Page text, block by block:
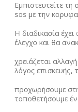
Εμπιστευτείτε
sos με την
Η διαδικασία
έλεγχο και θα
χρειάζεται
λόγος επισκευής,
προχωρήσουμε
τοποθετήσουμε